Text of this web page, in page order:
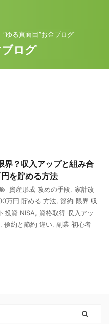
ゆる真面目”お金ブログ
ログ
界？収入アップと組み合
を貯める方法
資産形成 攻めの手段 家計改
万円 貯める 方法 節約 限界 収
投資 NISA
資格取得 収入アッ
倹約と節約 違い 副業 初心者